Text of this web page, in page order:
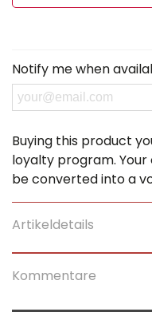
Notify me when
Buying this product
loyalty program.
be converted into a
Artikeldetails
Kommentare